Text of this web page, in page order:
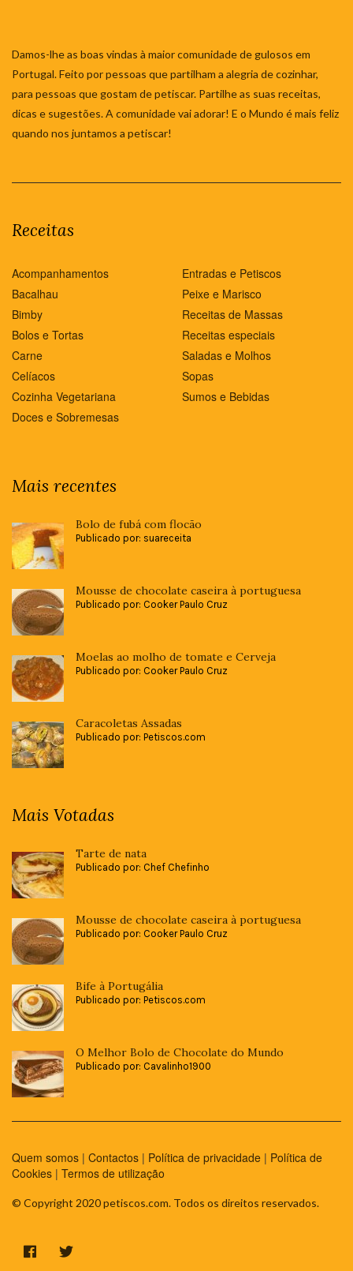
Damos-lhe as boas vindas à maior comunidade de gulosos em
Portugal. Feito por pessoas que partilham a alegria de cozinhar,
para pessoas que gostam de petiscar. Partilhe as suas receitas,
dicas e sugestões. A comunidade vai adorar! E o Mundo é mais feliz
quando nos juntamos a petiscar!
Receitas
Acompanhamentos
Bacalhau
Bimby
Bolos e Tortas
Carne
Celíacos
Cozinha Vegetariana
Doces e Sobremesas
Entradas e Petiscos
Peixe e Marisco
Receitas de Massas
Receitas especiais
Saladas e Molhos
Sopas
Sumos e Bebidas
Mais recentes
Bolo de fubá com flocão
Publicado por: suareceita
Mousse de chocolate caseira à portuguesa
Publicado por: Cooker Paulo Cruz
Moelas ao molho de tomate e Cerveja
Publicado por: Cooker Paulo Cruz
Caracoletas Assadas
Publicado por: Petiscos.com
Mais Votadas
Tarte de nata
Publicado por: Chef Chefinho
Mousse de chocolate caseira à portuguesa
Publicado por: Cooker Paulo Cruz
Bife à Portugália
Publicado por: Petiscos.com
O Melhor Bolo de Chocolate do Mundo
Publicado por: Cavalinho1900
Quem somos | Contactos | Política de privacidade | Política de
Cookies | Termos de utilização
© Copyright 2020 petiscos.com. Todos os direitos reservados.